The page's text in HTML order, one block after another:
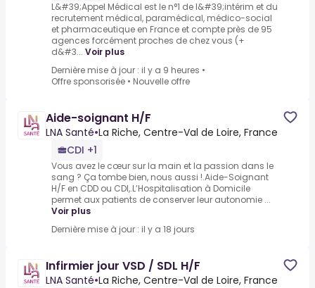
L&#39;Appel Médical est le n°1 de l&#39;intérim et du
recrutement médical, paramédical, médico-social
et pharmaceutique en France et compte près de 95
agences forcément proches de chez vous (+
d&#3... Voir plus
Dernière mise à jour : il y a 9 heures •
Offre sponsorisée • Nouvelle offre
Aide-soignant H/F
LNA Santé•La Riche, Centre-Val de Loire, France
CDI +1
Vous avez le cœur sur la main et la passion dans le
sang ? Ça tombe bien, nous aussi !.Aide-Soignant
H/F en CDD ou CDI,.L’Hospitalisation à Domicile
permet aux patients de conserver leur autonomie ...
Voir plus
Dernière mise à jour : il y a 18 jours
Infirmier jour VSD / SDL H/F
LNA Santé•La Riche, Centre-Val de Loire, France